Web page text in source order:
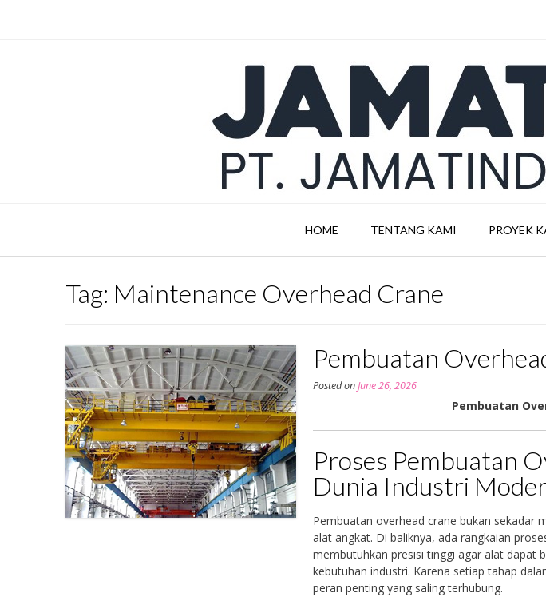
HOME TENTANG KAMI PROYEK
Tag: Maintenance Overhead Crane
Pembuatan
Posted onJune 26, 2026
Pembuatan
Proses Pembuatan
Dunia Industri
Pembuatan overhead crane bukan sekadar
alat angkat. Di baliknya, ada rangkaian
membutuhkan presisi tinggi agar alat dapat
kebutuhan industri. Karena setiap tahap
peran penting yang saling terhubung.